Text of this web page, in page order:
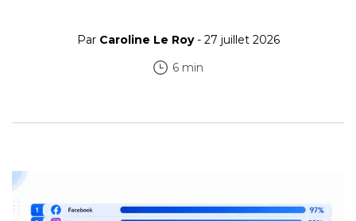
Par Caroline Le Roy- 27 juillet 2026
6 min